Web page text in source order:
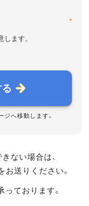
*
ます。
ジへ移動します。
ない場合は、
お送りください。
ております。